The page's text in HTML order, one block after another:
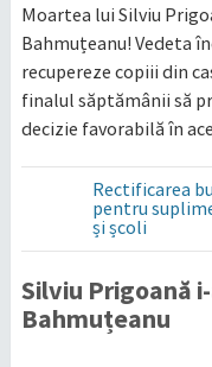
Moartea lui Silviu
Bahmuțeanu! Vedeta
recupereze copiii din
finalul săptămânii să
decizie favorabilă în
Rectificarea
pentru
și școli
Silviu Prigoană
Bahmuțeanu